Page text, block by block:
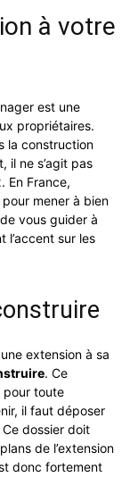
à votre
est une
propriétaires.
la construction
il ne s’agit pas
En France,
mener à bien
vous guider à
l’accent sur les
extension à sa
. Ce
pour toute
il faut déposer
dossier doit
de l’extension
donc fortement